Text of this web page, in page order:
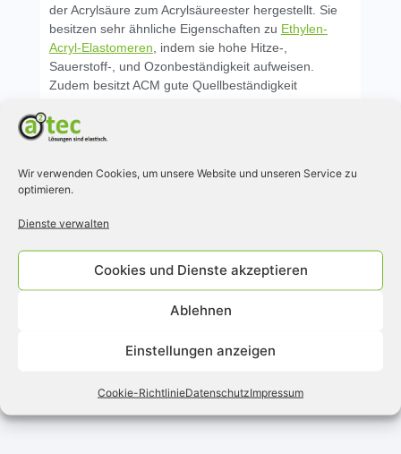
Wir verwenden Cookies, um unsere Website und unseren Service zu
optimieren.
Dienste verwalten
Cookies und Dienste akzeptieren
Ablehnen
Einstellungen anzeigen
Cookie-RichtlinieDatenschutzImpressum
der Acrylsäure zum Acrylsäureester hergestellt. Sie
besitzen sehr ähnliche Eigenschaften zu Ethylen-
Acryl-Elastomeren
indem sie hohe Hitze-,
Sauerstoff-, und Ozonbeständigkeit aufweisen.
Zudem besitzt ACM gute Quellbeständigkeit
dieElastizität
AEM benachteiligt.
Als Systemlieferant rund um die Kautschuk- und
Kunststofftechnik nehmen wir uns die Zeit, um mit Ihnen im
Dialog die optimale Lösung für Ihre Anwendung zu finden.
unsere hohe Qualität und die hervorragenden Konditionen sind